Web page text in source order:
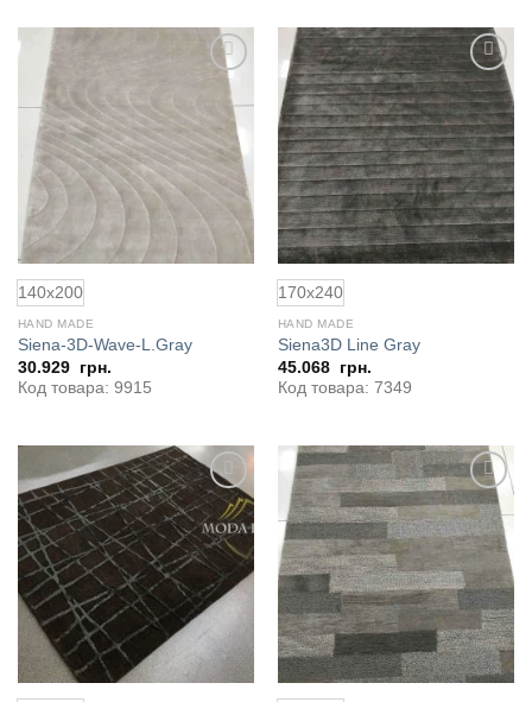
140x200
HAND MADE
Siena-3D-Wave-L.Gray
30.929 грн.
Код товара: 9915
170x240
HAND MADE
Siena3D Line Gray
45.068 грн.
Код товара: 7349